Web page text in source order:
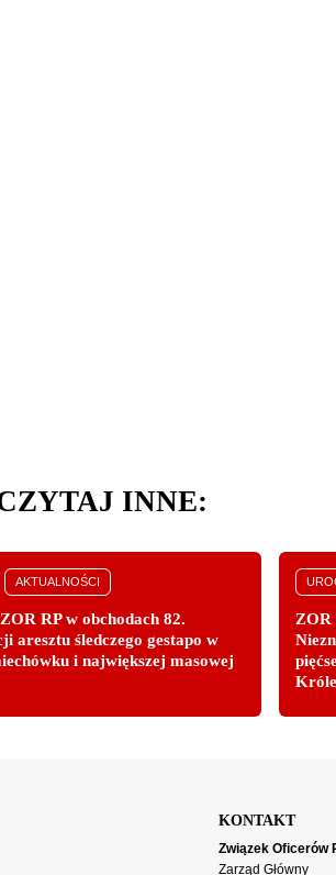
INNE:
AKTUALNOŚCI
RP w obchodach 82.
aresztu śledczego gestapo w
i największej masowej
ZOR
KONTAKT
Związek Oficerów
Zarząd Główny